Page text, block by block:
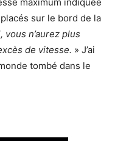
sur le bord de la
n’aurez plus
de vitesse. » J’ai
tombé dans le